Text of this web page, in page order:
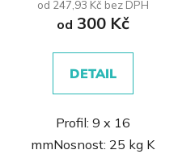
od 247,93 Kč bez DPH
od 300 Kč
DETAIL
Profil: 9 x 16
mmNosnost: 25 kg K